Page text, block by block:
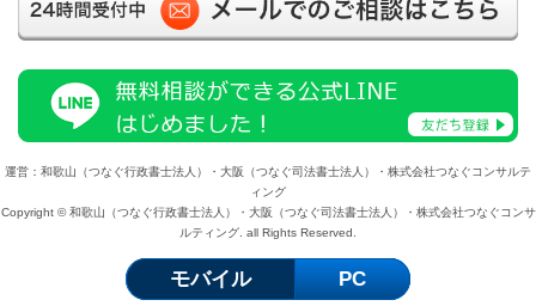
運営：和歌山（つなぐ行政書士法人）・大阪（つなぐ司法書士法人）・株式会社つなぐコンサルテ
ィング
Copyright © 和歌山（つなぐ行政書士法人）・大阪（つなぐ司法書士法人）・株式会社つなぐコンサ
ルティング. all Rights Reserved.
モバイル PC